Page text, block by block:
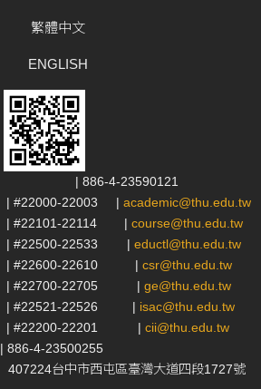
繁體中文
ENGLISH
| 886-4-23590121
| #22000-22003 | academic@thu.edu.tw
| #22101-22114 | course@thu.edu.tw
| #22500-22533 | eductl@thu.edu.tw
| #22600-22610 | csr@thu.edu.tw
| #22700-22705 | ge@thu.edu.tw
| #22521-22526 | isac@thu.edu.tw
| #22200-22201 | cii@thu.edu.tw
| 886-4-23500255
407224台中市西屯區臺灣大道四段1727號